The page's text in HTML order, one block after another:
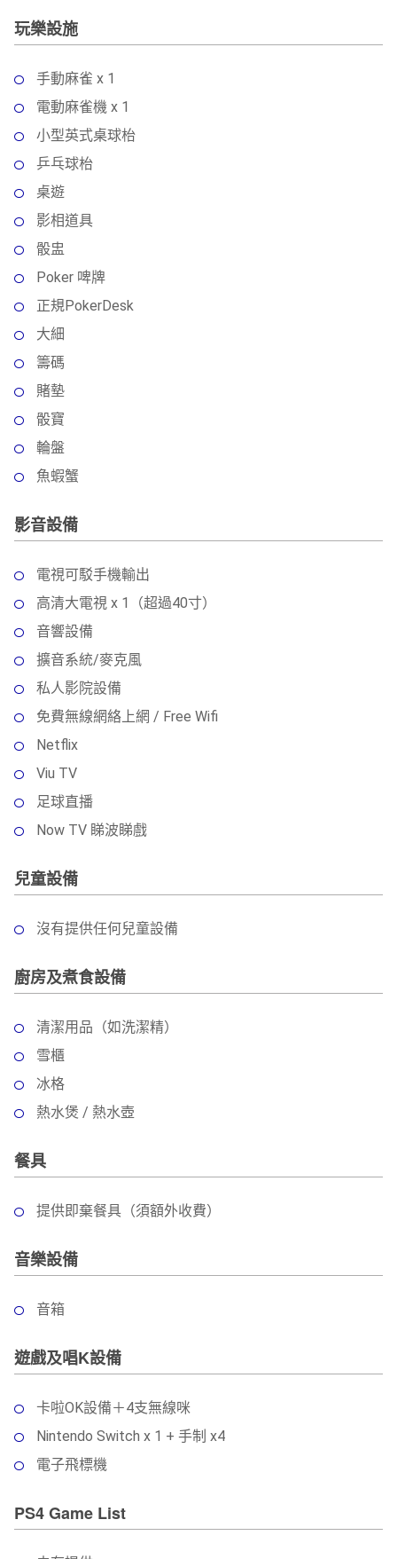
玩樂設施
手動麻雀 x 1
電動麻雀機 x 1
小型英式桌球枱
乒乓球枱
桌遊
影相道具
骰盅
Poker 啤牌
正規PokerDesk
大細
籌碼
賭墊
骰寶
輪盤
魚蝦蟹
影音設備
電視可駁手機輸出
高清大電視 x 1（超過40寸）
音響設備
擴音系統/麥克風
私人影院設備
免費無線網絡上網 / Free Wifi
Netflix
Viu TV
足球直播
Now TV 睇波睇戲
兒童設備
沒有提供任何兒童設備
廚房及煮食設備
清潔用品（如洗潔精）
雪櫃
冰格
熱水煲 / 熱水壺
餐具
提供即棄餐具（須額外收費）
音樂設備
音箱
遊戲及唱K設備
卡啦OK設備＋4支無線咪
Nintendo Switch x 1 + 手制 x4
電子飛標機
PS4 Game List